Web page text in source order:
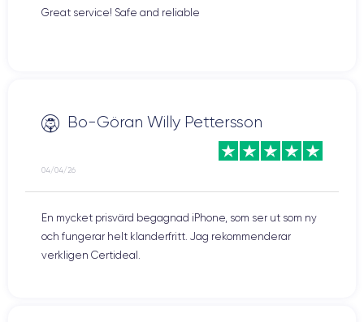
Great service! Safe and reliable
Bo-Göran Willy Pettersson
04/04/26
En mycket prisvärd begagnad iPhone, som ser ut som ny
och fungerar helt klanderfritt. Jag rekommenderar
verkligen Certideal.